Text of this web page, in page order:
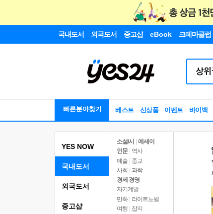
국내도서 외국도서 중고샵 eBook 크레마클럽
빠른분야찾기 베스트 신상품 이벤트 바이백
YES NOW
국내도서
소설/시
에세이
인문
역사
예술 | 종교
사회 | 과학
경제 경영
자기계발
만화 | 라이트노벨
여행
잡지
외국도서
중고샵